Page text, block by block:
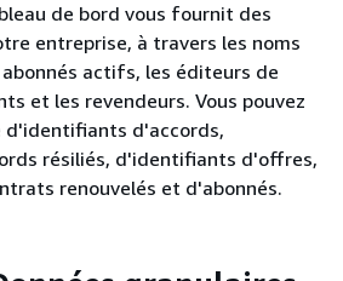
de bord vous fournit des
entreprise, à travers les noms
actifs, les éditeurs de
et les revendeurs. Vous pouvez
d'identifiants d'accords,
résiliés, d'identifiants d'offres,
renouvelés et d'abonnés.